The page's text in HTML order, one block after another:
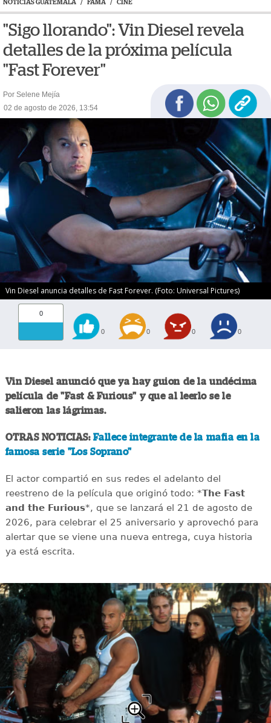
NOTICIAS GUATEMALA / FAMA / CINE
"Sigo llorando": Vin Diesel revela
detalles de la próxima película
"Fast Forever"
Por Selene Mejía
02 de agosto de 2026, 13:54
Vin Diesel anuncia detalles de Fast Forever. (Foto: Universal Pictures)
0
0 0 0 0
Vin Diesel anunció que ya hay guion de la undécima
película de "Fast & Furious" y que al leerlo se le
salieron las lágrimas.
OTRAS NOTICIAS: Fallece integrante de la mafia en la
famosa serie "Los Soprano"
El actor compartió en sus redes el adelanto del
reestreno de la película que originó todo: *The Fast
and the Furious*, que se lanzará el 21 de agosto de
2026, para celebrar el 25 aniversario y aprovechó para
alertar que se viene una nueva entrega, cuya historia
ya está escrita.